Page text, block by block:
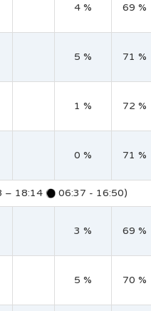
4 % 69 %
5 % 71 %
1 % 72 %
0 % 71 %
– 18:14 06:37 - 16:50)
3 % 69 %
5 % 70 %